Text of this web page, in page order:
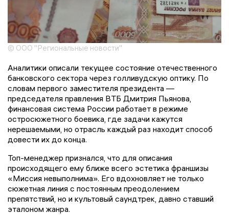
© ООО "Региональные новости"
Аналитики описали текущее состояние отечественного
банковского сектора через голливудскую оптику. По
словам первого заместителя президента —
председателя правления ВТБ Дмитрия Пьянова,
финансовая система России работает в режиме
остросюжетного боевика, где задачи кажутся
нерешаемыми, но отрасль каждый раз находит способ
довести их до конца.
Топ-менеджер признался, что для описания
происходящего ему ближе всего эстетика франшизы
«Миссия невыполнима». Его вдохновляет не только
сюжетная линия с постоянным преодолением
препятствий, но и культовый саундтрек, давно ставший
эталоном жанра.